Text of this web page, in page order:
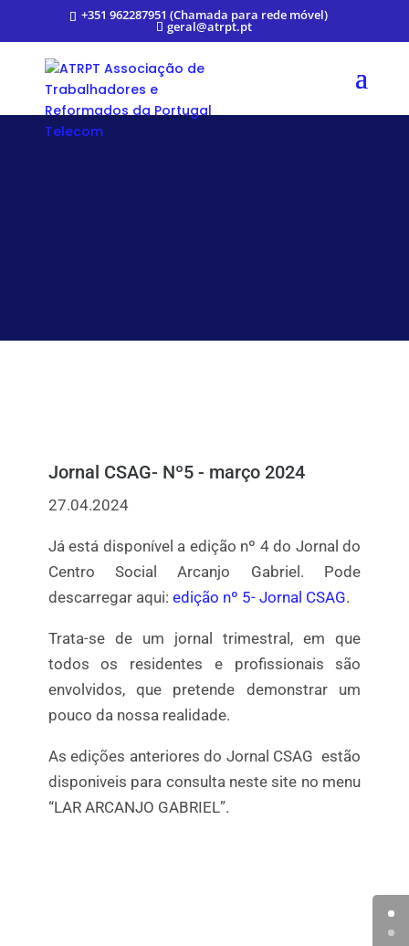
+351 962287951 (Chamada para rede móvel)
geral@atrpt.pt
Jornal CSAG- Nº5 - março 2024
27.04.2024
Já está disponível a edição nº 4 do Jornal do
Centro Social Arcanjo Gabriel. Pode
descarregar aqui: edição nº 5- Jornal CSAG.
Trata-se de um jornal trimestral, em que
todos os residentes e profissionais são
envolvidos, que pretende demonstrar um
pouco da nossa realidade.
As edições anteriores do Jornal CSAG estão
disponiveis para consulta neste site no menu
“LAR ARCANJO GABRIEL”.